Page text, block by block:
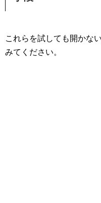
これらを試しても開かな
みてください。